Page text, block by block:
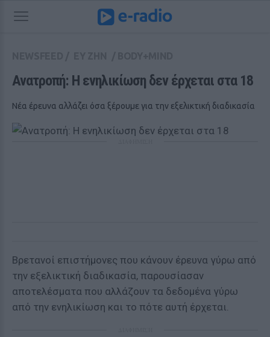
Ανατροπή: Η ενηλικίωση δεν έρχεται στα 18
Νέα έρευνα αλλάζει όσα ξέρουμε για την εξελικτική διαδικασία
Βρετανοί επιστήμονες που κάνουν έρευνα γύρω από
την εξελικτική διαδικασία, παρουσίασαν
αποτελέσματα που αλλάζουν τα δεδομένα γύρω
από την ενηλικίωση και το πότε αυτή έρχεται.